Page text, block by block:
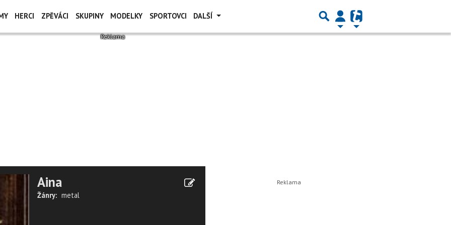
HERCI ZPĚVÁCI SKUPINY MODELKY SPORTOVCI DALŠÍ
Aina
Žánry: metal